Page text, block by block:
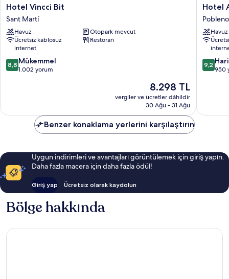
Hotel
Vincci
Bit
Sant
Martí
Hotel Vincci Bit
Sant Martí
Havuz
Otopark mevcut
Ücretsiz kablosuz
internet
Restoran
10
üzerinden
8,8 Mükemmel
1.002 yorum
Güncel
fiyat:
8.298 TL
8.298 TL
vergiler ve ücretler dâhildir
30 Ağu - 31 Ağu
Hotel
Acta
Hotel
Havuz
10
9,2
950
Benzer konaklama yerlerini karşılaştırın
Uygun indirimleri ve avantajları görüntülemek için giriş yapın.
Daha fazla macera için daha fazla ödül!
Giriş yap Ücretsiz olarak kaydolun
Bölge hakkında